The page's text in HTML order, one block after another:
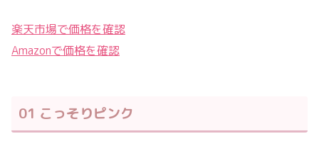
楽天市場で価格を確認
Amazonで価格を確認
01 こっそりピンク